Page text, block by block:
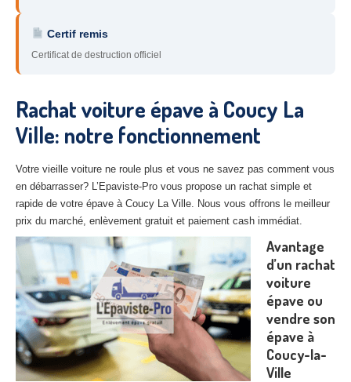
45 – Loiret
28– Eure-et-Loir
27– Eure
10– Aube
– Aisne
les secteurs
CENTREVHU AGRÉE
Centreagréé VHU Paris 75 : casse auto avec destruction
Centreagréé VHU 77 : casse auto avec destruction
Certif remis
Certificat de destruction officiel
Rachat voiture épave à Coucy La
Ville: notre fonctionnement
Votre vieille voiture ne roule plus et vous ne savez pas comment vous
en débarrasser? L’Epaviste-Pro vous propose un rachat simple et
rapide de votre épave à Coucy La Ville. Nous vous offrons le meilleur
prix du marché, enlèvement gratuit et paiement cash immédiat.
Avantage
d’un rachat
voiture
épave ou
vendre son
épave à
Coucy-la-
Ville